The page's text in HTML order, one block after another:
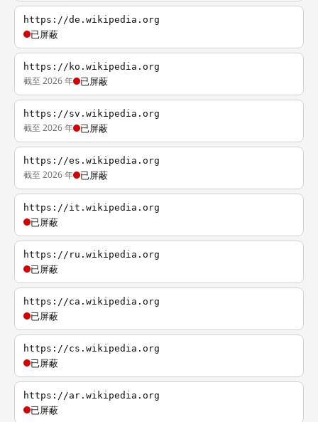
https://de.wikipedia.org
已屏蔽
https://ko.wikipedia.org
截至 2026 年 已屏蔽
https://sv.wikipedia.org
截至 2026 年 已屏蔽
https://es.wikipedia.org
截至 2026 年 已屏蔽
https://it.wikipedia.org
已屏蔽
https://ru.wikipedia.org
已屏蔽
https://ca.wikipedia.org
已屏蔽
https://cs.wikipedia.org
已屏蔽
https://ar.wikipedia.org
已屏蔽